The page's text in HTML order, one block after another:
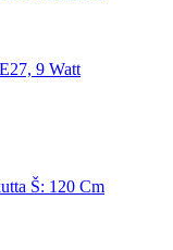
9 Watt
Š: 120 Cm